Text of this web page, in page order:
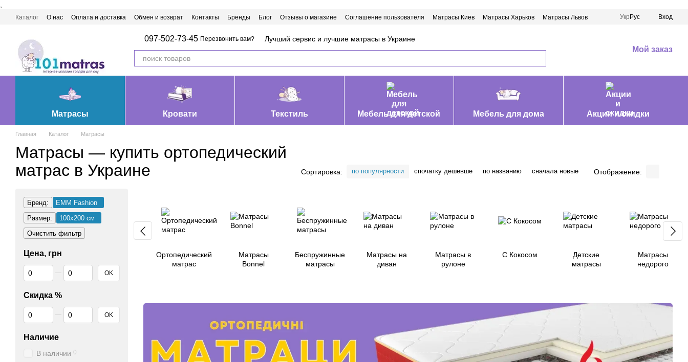
Перейти к основному контенту
Каталог О нас Оплата и доставка Обмен и возврат Контакты Бренды Блог Отзывы о магазине Соглашение пользователя Матрасы Киев Матрасы Харьков
Матрасы Львов
Укр Рус Вход
097-502-73-45 Перезвонить вам? Лучший сервис и лучшие матрасы в Украине
Мой заказ
Матрасы Кровати Текстиль Мебель для детской Мебель для дома Акции и скидки
Главная Каталог Матрасы
Матрасы — купить ортопедический
матрас в Украине
Сортировка: по популярности спочатку дешевше по названию сначала новые Отображение:
Ортопедический
матрас
Матрасы
Bonnel
Беспружинные
матрасы
Матрасы на
диван
Матрасы в
рулоне
С Кокосом
Детские
матрасы
Матрасы
недорого
Бренд:
EMM Fashion
Размер:
100х200 см
Очистить фильтр
Цена, грн
От Цена, грн
До Цена, грн OK
Скидка %
От Скидка %
До Скидка % OK
Наличие
В наличии 0